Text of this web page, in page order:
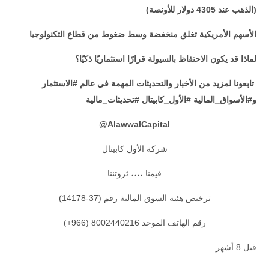
(الذهب عند 4305 دولار للأونصة)
الأسهم الأمريكية تغلق منخفضة وسط ضغوط من قطاع التكنولوجيا
لماذا قد يكون الاحتفاظ بالسيولة قرارًا استثماريًا ذكيًا؟
تابعونا لمزيد من الأخبار والتحديثات المهمة في عالم #الاستثمار
و#الأسواق_المالية #الأول_كابيتال #تحديثات_مالية
AlawwalCapital
@
شركة الأول كابيتال
قيمنا ،،،، ثروتننا
ترخيص هئية السوق المالية رقم (37-14178)
رقم الهاتف الموحد 8002440216 (966+)
قبل 8 أشهر